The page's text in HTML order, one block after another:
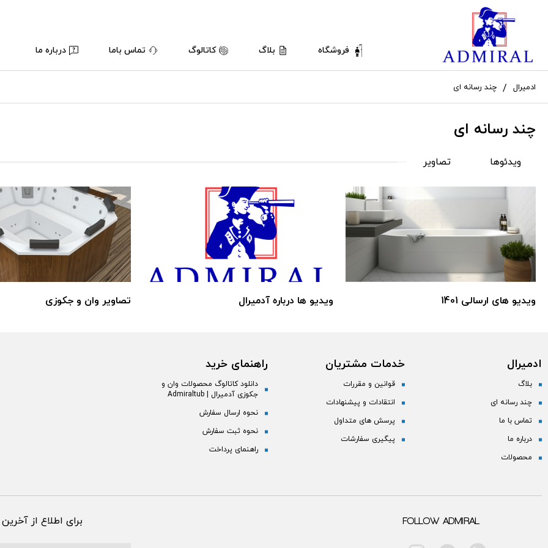
فروشگاه بلاگ کاتالوگ تماس باما درباره ما
ادمیرال چند رسانه ای
چند رسانه ای
ویدئوها تصاویر
ویدیو های ارسالی 1401 ویدیو ها درباره آدمیرال تصاویر وان و جکوزی
ادمیرال
بلاگ
چند رسانه ای
تماس با ما
درباره ما
محصولات
خدمات مشتریان
قوانین و مقررات
انتقادات و پیشنهادات
پرسش های متداول
پیگیری سفارشات
راهنمای خرید
دانلود کاتالوگ محصولات وان و
جکوزی آدمیرال | Admiraltub
نحوه ارسال سفارش
نحوه ثبت سفارش
راهنمای پرداخت
FOLLOW ADMIRAL برای اطلاع از